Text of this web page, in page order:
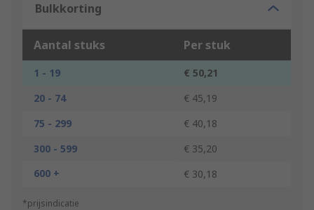
Bulkkorting
Aantal stuks Per stuk
1 - 19
€ 50,21
20 - 74
€ 45,19
75 - 299
€ 40,18
300 - 599
€ 35,20
600 +
€ 30,18
*prijsindicatie